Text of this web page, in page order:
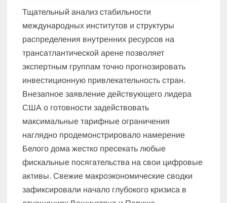
Тщательный анализ стабильности
международных институтов и структуры
распределения внутренних ресурсов на
трансатлантической арене позволяет
экспертным группам точно прогнозировать
инвестиционную привлекательность стран.
Внезапное заявление действующего лидера
США о готовности задействовать
максимальные тарифные ограничения
наглядно продемонстрировало намерение
Белого дома жестко пресекать любые
фискальные посягательства на свои цифровые
активы. Свежие макроэкономические сводки
зафиксировали начало глубокого кризиса в